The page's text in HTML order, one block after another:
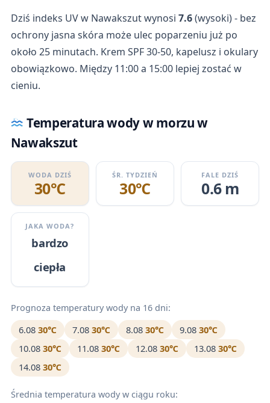
Dziś indeks UV w Nawakszut wynosi 7.6(wysoki) - bez
ochrony jasna skóra może ulec poparzeniu już po
około 25 minutach. Krem SPF 30-50, kapelusz i okulary
obowiązkowo. Między 11:00 a 15:00 lepiej zostać w
cieniu.
Temperatura wody w morzu w
Nawakszut
WODA DZIŚ
30℃
ŚR. TYDZIEŃ
30℃
FALE DZIŚ
0.6 m
JAKA WODA?
bardzo
ciepła
Prognoza temperatury wody na 16 dni:
6.08 30℃ 7.08 30℃ 8.08 30℃ 9.08 30℃
10.08 30℃ 11.08 30℃ 12.08 30℃ 13.08 30℃
14.08 30℃
Średnia temperatura wody w ciągu roku: